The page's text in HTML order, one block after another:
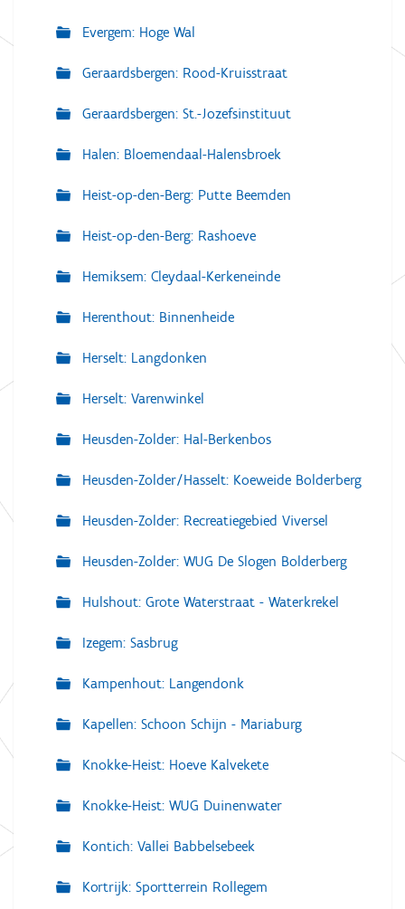
Evergem: Hoge Wal
Geraardsbergen: Rood-Kruisstraat
Geraardsbergen: St.-Jozefsinstituut
Halen: Bloemendaal-Halensbroek
Heist-op-den-Berg: Putte Beemden
Heist-op-den-Berg: Rashoeve
Hemiksem: Cleydaal-Kerkeneinde
Herenthout: Binnenheide
Herselt: Langdonken
Herselt: Varenwinkel
Heusden-Zolder: Hal-Berkenbos
Heusden-Zolder/Hasselt: Koeweide Bolderberg
Heusden-Zolder: Recreatiegebied Viversel
Heusden-Zolder: WUG De Slogen Bolderberg
Hulshout: Grote Waterstraat - Waterkrekel
Izegem: Sasbrug
Kampenhout: Langendonk
Kapellen: Schoon Schijn - Mariaburg
Knokke-Heist: Hoeve Kalvekete
Knokke-Heist: WUG Duinenwater
Kontich: Vallei Babbelsebeek
Kortrijk: Sportterrein Rollegem